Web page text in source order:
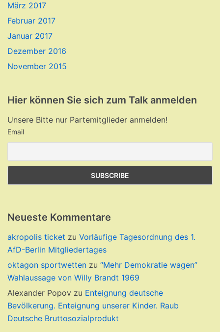
März 2017
Februar 2017
Januar 2017
Dezember 2016
November 2015
Hier können Sie sich zum Talk anmelden
Unsere Bitte nur Partemitglieder anmelden!
Email
Neueste Kommentare
akropolis ticket zu Vorläufige Tagesordnung des 1.
AfD-Berlin Mitgliedertages
oktagon sportwetten zu “Mehr Demokratie wagen”
Wahlaussage von Willy Brandt 1969
Alexander Popov zu Enteignung deutsche
Bevölkerung. Enteignung unserer Kinder. Raub
Deutsche Bruttosozialprodukt